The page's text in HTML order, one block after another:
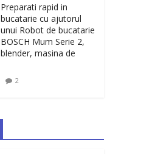
Preparati rapid in
bucatarie cu ajutorul
unui Robot de bucatarie
BOSCH Mum Serie 2,
blender, masina de
2